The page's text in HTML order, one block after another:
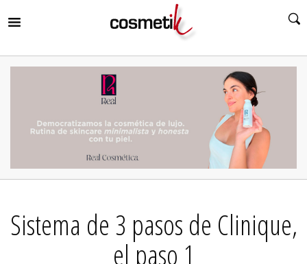
Sistema de 3 pasos de Clinique,
el paso 1